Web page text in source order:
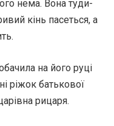
нема. Вона туди-
кінь пасеться, а
на його руці
ріжок батькової
рицаря.